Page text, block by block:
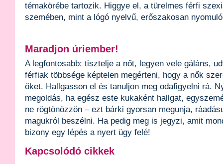
témakörébe tartozik. Higgye el, a türelmes férfi
szemében, mint a lógó nyelvű, erőszakosan
Maradjon úriember!
A legfontosabb: tisztelje a nőt, legyen vele gáláns,
férfiak többsége képtelen megérteni, hogy a nők
őket. Hallgasson el és tanuljon meg odafigyelni rá.
megoldás, ha egész este kukaként hallgat,
ne rögtönözzön – ezt bárki gyorsan megunja,
magukról beszélni. Ha pedig meg is jegyzi, amit
bizony egy lépés a nyert ügy felé!
Kapcsolódó cikkek